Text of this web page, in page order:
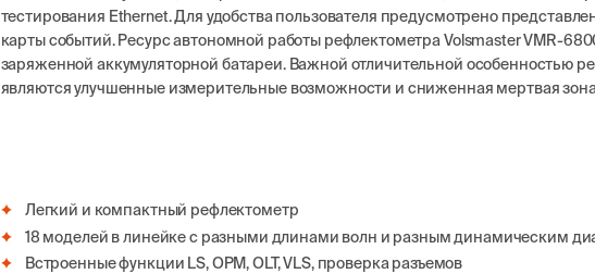
тестирования Ethernet. Для удобства пользователя предусмотрено
карты событий. Ресурс автономной работы рефлектометра Volsmaster VMR-
заряженной аккумуляторной батареи. Важной отличительной особенностью
являются улучшенные измерительные возможности и сниженная мертвая
Легкий и компактный рефлектометр
18 моделей в линейке с разными длинами волн и разным динамическим
Встроенные функции LS, OPM, OLT, VLS, проверка разъемов